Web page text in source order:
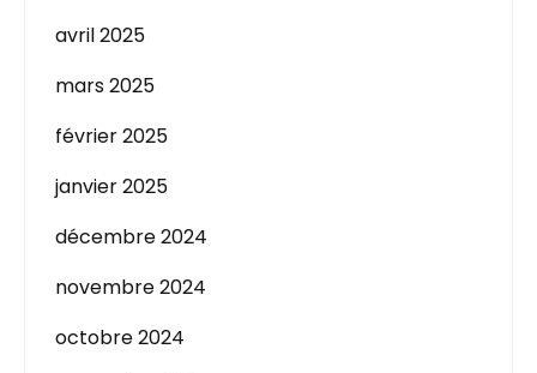
avril 2025
mars 2025
février 2025
janvier 2025
décembre 2024
novembre 2024
octobre 2024